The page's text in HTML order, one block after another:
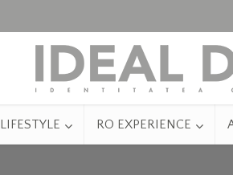
LIFESTYLE RO EXPERIENCE